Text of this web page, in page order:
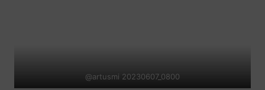
@artusmi 20230607_0800